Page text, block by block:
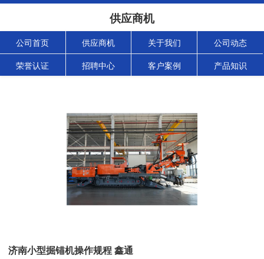
供应商机
公司首页 供应商机 关于我们 公司动态
荣誉认证 招聘中心 客户案例 产品知识
济南小型掘锚机操作规程 鑫通